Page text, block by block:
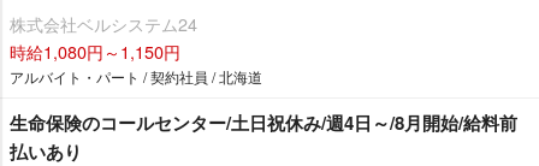
株式会社ベルシステム24
時給1,080円～1,150円
アルバイト・パート / 契約社員 / 北海道
生命保険のコールセンター/土日祝休み/週4日～/8月開始/給料前
払いあり